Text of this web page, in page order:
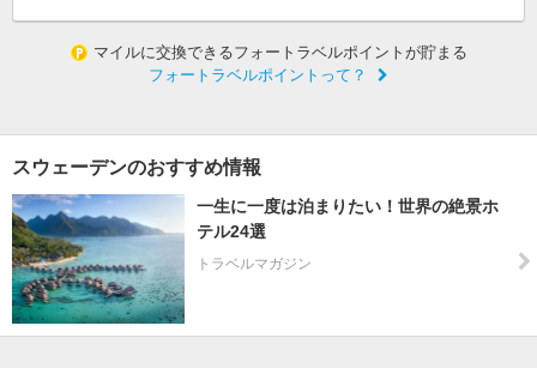
マイルに交換できるフォートラベルポイントが貯まる
フォートラベルポイントって？
スウェーデンのおすすめ情報
一生に一度は泊まりたい！世界の絶景ホ
テル24選
トラベルマガジン